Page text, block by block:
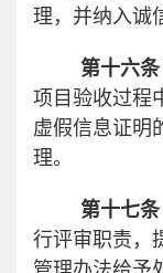
理，并纳入诚
第十六条
项目验收过程
虚假信息证明
理。
第十七条
行评审职责，